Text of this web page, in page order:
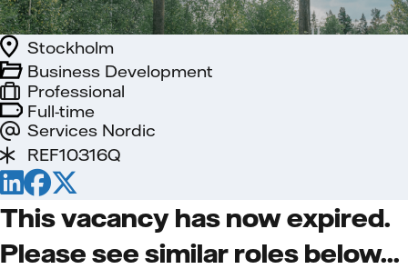
Full-time
Services Nordic
Business Development
Stockholm
Professional
REF10316Q
This vacancy has now expired.
Please see similar roles below...